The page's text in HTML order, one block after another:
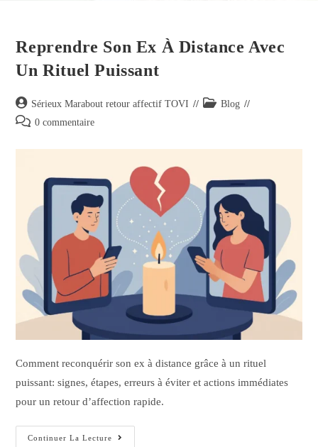
Reprendre Son Ex À Distance Avec
Un Rituel Puissant
Sérieux Marabout retour affectif TOVI
Blog
0 commentaire
Comment reconquérir son ex à distance grâce à un rituel
puissant: signes, étapes, erreurs à éviter et actions immédiates
pour un retour d’affection rapide.
Continuer La Lecture